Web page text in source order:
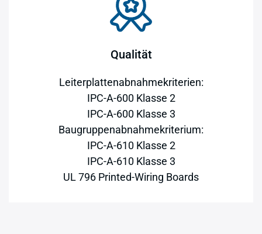
Qualität
Leiterplattenabnahmekriterien:
IPC-A-600 Klasse 2
IPC-A-600 Klasse 3
Baugruppenabnahmekriterium:
IPC-A-610 Klasse 2
IPC-A-610 Klasse 3
UL 796 Printed-Wiring Boards